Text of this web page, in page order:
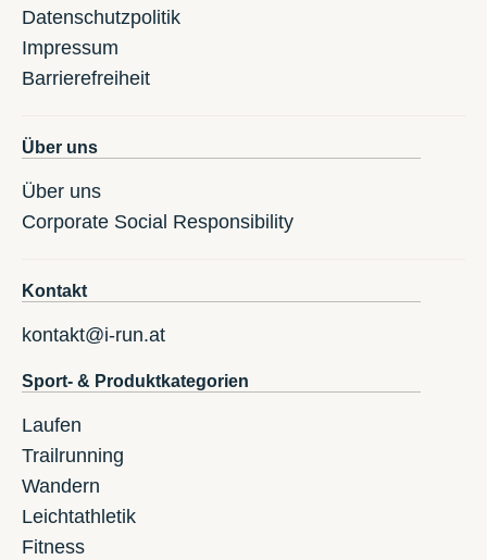
Datenschutzpolitik
Impressum
Barrierefreiheit
Über uns
Über uns
Corporate Social Responsibility
Kontakt
kontakt@i-run.at
Sport- & Produktkategorien
Laufen
Trailrunning
Wandern
Leichtathletik
Fitness